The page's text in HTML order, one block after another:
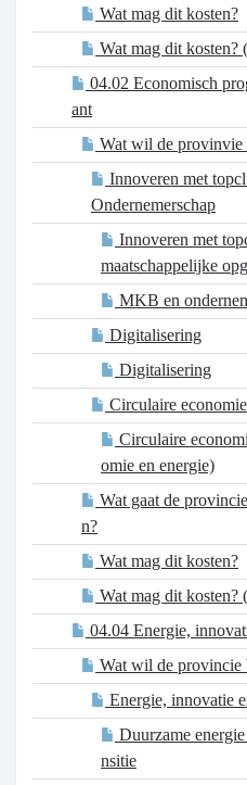
Wat mag dit kosten?
Wat mag dit kosten?
04.02 Economisch
ant
Wat wil de provinvie
Innoveren met
Ondernemerschap
Innoveren met
maatschappelijke
MKB en
Digitalisering
Digitalisering
Circulaire economie
Circulaire
omie en energie)
Wat gaat de
n?
Wat mag dit kosten?
Wat mag dit kosten?
04.04 Energie,
Wat wil de provincie
Energie, innovatie
Duurzame
nsitie